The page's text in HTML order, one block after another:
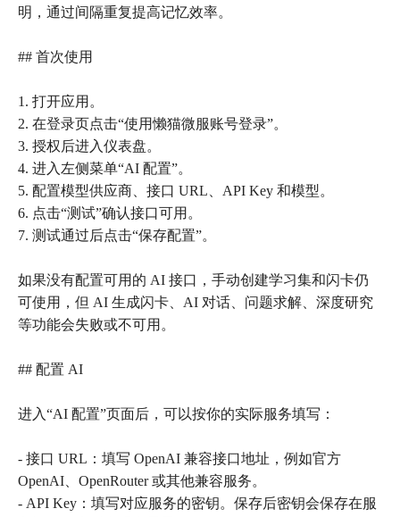
明，通过间隔重复提高记忆效率。
## 首次使用
1. 打开应用。
2. 在登录页点击“使用懒猫微服账号登录”。
3. 授权后进入仪表盘。
4. 进入左侧菜单“AI 配置”。
5. 配置模型供应商、接口 URL、API Key 和模型。
6. 点击“测试”确认接口可用。
7. 测试通过后点击“保存配置”。
如果没有配置可用的 AI 接口，手动创建学习集和闪卡仍
可使用，但 AI 生成闪卡、AI 对话、问题求解、深度研究
等功能会失败或不可用。
## 配置 AI
进入“AI 配置”页面后，可以按你的实际服务填写：
- 接口 URL：填写 OpenAI 兼容接口地址，例如官方
OpenAI、OpenRouter 或其他兼容服务。
- API Key：填写对应服务的密钥。保存后密钥会保存在服